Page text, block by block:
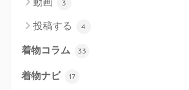
3
投稿する 4
着物コラム 33
着物ナビ 17